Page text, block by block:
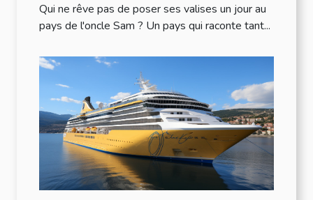
Qui ne rêve pas de poser ses valises un jour au
pays de l'oncle Sam ? Un pays qui raconte tant...